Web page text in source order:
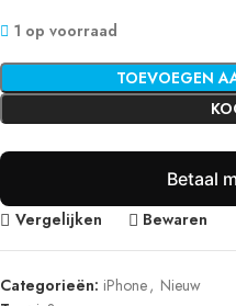
1 op voorraad
TOEVOEGEN
Vergelijken Bewaren
Categorieën: iPhone, Nieuw